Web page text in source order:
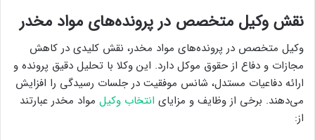
نقش وکیل متخصص در پرونده‌های مواد مخدر
وکیل متخصص در پرونده‌های مواد مخدر، نقش کلیدی در کاهش
مجازات و دفاع از حقوق موکل دارد. این وکلا با تحلیل دقیق پرونده و
ارائه دفاعیات مستدل، شانس موفقیت در جلسات رسیدگی را افزایش
می‌دهند. برخی از وظایف و مزایای انتخاب وکیل مواد مخدر عبارتند
از: